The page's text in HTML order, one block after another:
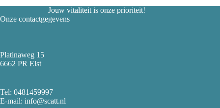
Jouw vitaliteit is onze prioriteit!
Onze contactgegevens
Platinaweg 15
6662 PR Elst
Tel: 0481459997
E-mail: info@scatt.nl